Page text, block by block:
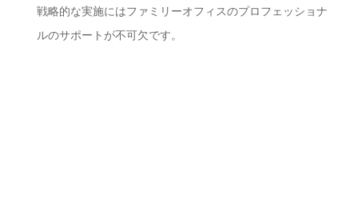
戦略的な実施にはファミリーオフィスのプロフェッショナ
ルのサポートが不可欠です。